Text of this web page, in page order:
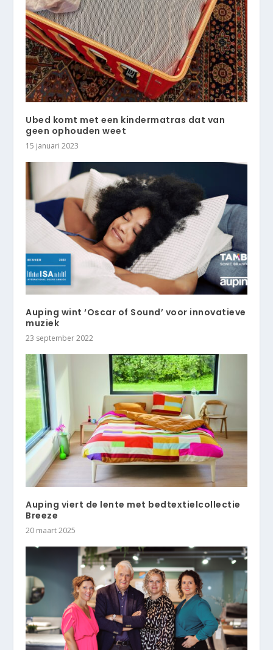
Ubed komt met een kindermatras dat van
geen ophouden weet
15 januari 2023
Auping wint ‘Oscar of Sound’ voor innovatieve
muziek
23 september 2022
Auping viert de lente met bedtextielcollectie
Breeze
20 maart 2025